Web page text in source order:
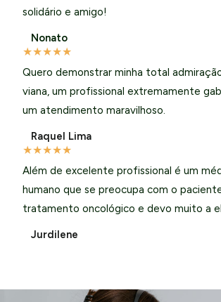
solidário e amigo!
Nonato
★★★★★
Quero demonstrar minha total
viana, um profissional extremamente
um atendimento maravilhoso.
Raquel Lima
★★★★★
Além de excelente profissional é um
humano que se preocupa com o
tratamento oncológico e devo muito a
Jurdilene